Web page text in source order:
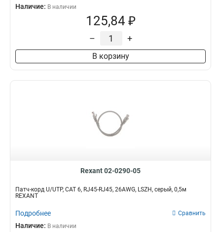
Наличие: В наличии
125,84 ₽
– +
В корзину
Rexant 02-0290-05
Патч-корд U/UTP, CAT 6, RJ45-RJ45, 26AWG, LSZH, серый, 0,5м
REXANT
Подробнее Сравнить
Наличие: В наличии